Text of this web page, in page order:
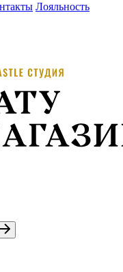
Лояльность